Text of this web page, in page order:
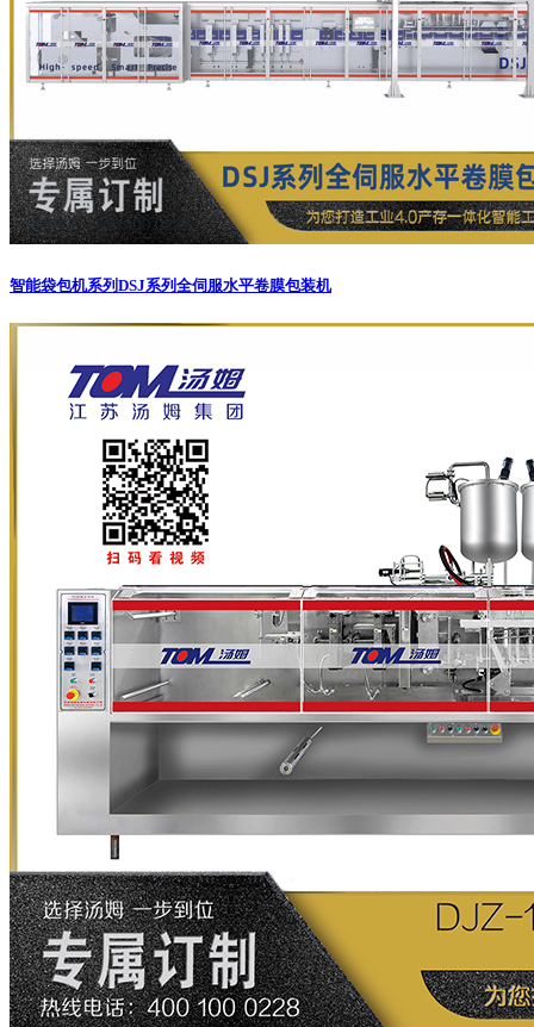
智能袋包机系列 DSJ系列全伺服水平卷膜包装机